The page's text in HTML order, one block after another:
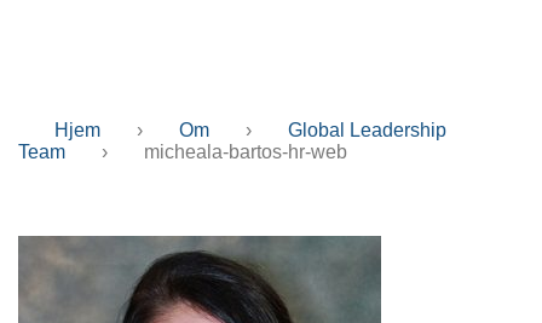
Hjem › Om ›
Global Leadership
Team
› micheala-bartos-hr-web